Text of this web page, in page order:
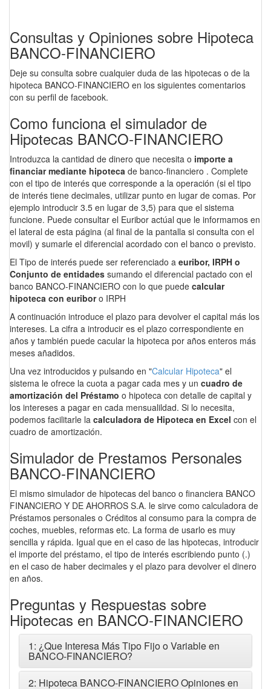
Consultas y Opiniones sobre Hipoteca
BANCO-FINANCIERO
Deje su consulta sobre cualquier duda de las hipotecas o de la
hipoteca BANCO-FINANCIERO en los siguientes comentarios
con su perfil de facebook.
Como funciona el simulador de
Hipotecas BANCO-FINANCIERO
Introduzca la cantidad de dinero que necesita o importe a
financiar mediante hipoteca de banco-financiero . Complete
con el tipo de interés que corresponde a la operación (si el tipo
de interés tiene decimales, utilizar punto en lugar de comas. Por
ejemplo introducir 3.5 en lugar de 3,5) para que el sistema
funcione. Puede consultar el Euribor actúal que le informamos en
el lateral de esta página (al final de la pantalla si consulta con el
movil) y sumarle el diferencial acordado con el banco o previsto.
El Tipo de interés puede ser referenciado a euribor, IRPH o
Conjunto de entidades sumando el diferencial pactado con el
banco BANCO-FINANCIERO con lo que puede calcular
hipoteca con euriboro IRPH
A continuación introduce el plazo para devolver el capital más los
intereses. La cifra a introducir es el plazo correspondiente en
años y también puede cacular la hipoteca por años enteros más
meses añadidos.
Una vez introducidos y pulsando en "Calcular Hipoteca" el
sistema le ofrece la cuota a pagar cada mes y un cuadro de
amortización del Préstamo o hipoteca con detalle de capital y
los intereses a pagar en cada mensualildad. Si lo necesita,
podemos facilitarle la calculadora de Hipoteca en Excel con el
cuadro de amortización.
Simulador de Prestamos Personales
BANCO-FINANCIERO
El mismo simulador de hipotecas del banco o financiera BANCO
FINANCIERO Y DE AHORROS S.A. le sirve como calculadora de
Préstamos personales o Créditos al consumo para la compra de
coches, muebles, reformas etc. La forma de usarlo es muy
sencilla y rápida. Igual que en el caso de las hipotecas, introducir
el importe del préstamo, el tipo de interés escribiendo punto (.)
en el caso de haber decimales y el plazo para devolver el dinero
en años.
Preguntas y Respuestas sobre
Hipotecas en BANCO-FINANCIERO
1: ¿Que Interesa Más Tipo Fijo o Variable en
BANCO-FINANCIERO?
2: Hipoteca BANCO-FINANCIERO Opiniones en